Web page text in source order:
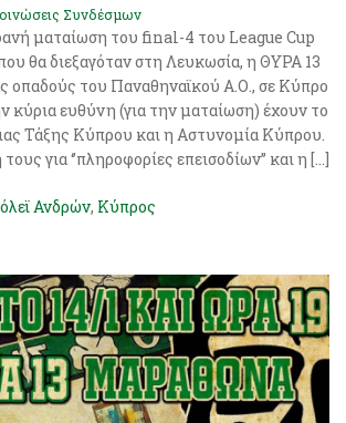
Συνδέσμων
ματαίωση του final-4 του League Cup
θα διεξαγόταν στη Λευκωσία, η ΘΥΡΑ 13
οπαδούς του Παναθηναϊκού Α.Ο., σε Κύπρο
κύρια ευθύνη (για την ματαίωση) έχουν το
Τάξης Κύπρου και η Αστυνομία Κύπρου.
για ‘’πληροφορίες επεισοδίων’’ και η […]
Ανδρών, Κύπρος